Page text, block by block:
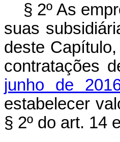
§ 2º As
suas
deste
contratações
junho de
estabelecer
§ 2º do art. 14